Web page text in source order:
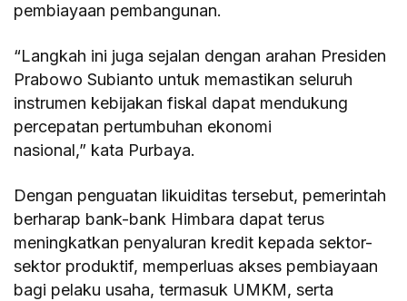
pembiayaan pembangunan.
“Langkah ini juga sejalan dengan arahan Presiden
Prabowo Subianto untuk memastikan seluruh
instrumen kebijakan fiskal dapat mendukung
percepatan pertumbuhan ekonomi
nasional,” kata Purbaya.
Dengan penguatan likuiditas tersebut, pemerintah
berharap bank-bank Himbara dapat terus
meningkatkan penyaluran kredit kepada sektor-
sektor produktif, memperluas akses pembiayaan
bagi pelaku usaha, termasuk UMKM, serta